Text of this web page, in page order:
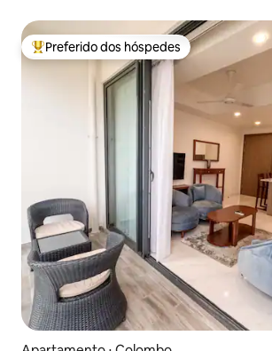
Entre os melhores preferidos dos hóspedes
Preferido dos hóspedes